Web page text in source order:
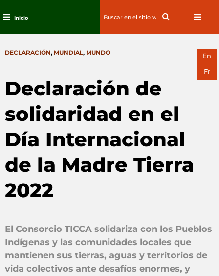
contenido
Inicio
Search
En
Fr
CATEGORIES
DECLARACIÓN, MUNDIAL, MUNDO
Declaración de
solidaridad en el
Día Internacional
de la Madre Tierra
2022
El Consorcio TICCA solidariza con los Pueblos
Indígenas y las comunidades locales que
mantienen sus tierras, aguas y territorios de
vida colectivos ante desafíos enormes, y